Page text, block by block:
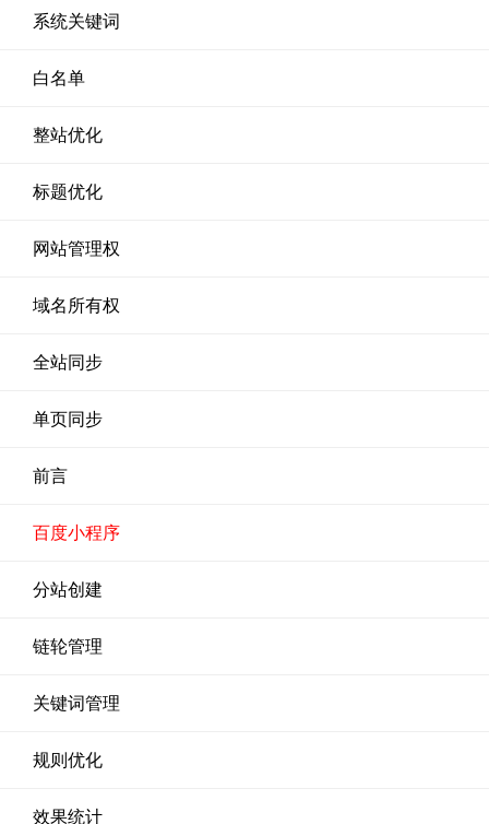
系统关键词
白名单
整站优化
标题优化
网站管理权
域名所有权
全站同步
单页同步
前言
百度小程序
分站创建
链轮管理
关键词管理
规则优化
效果统计